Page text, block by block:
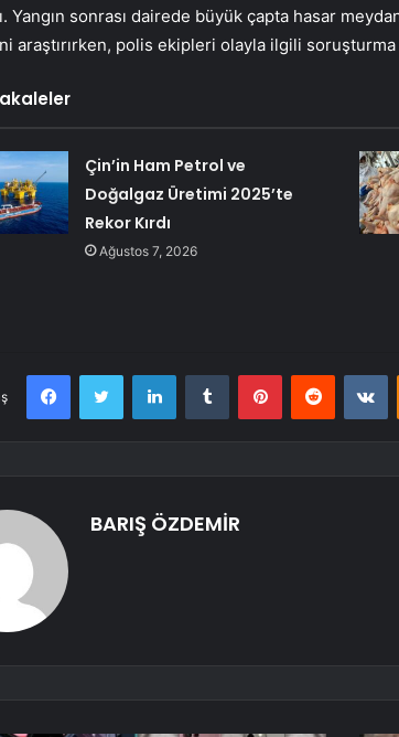
Yangın sonrası dairede büyük çapta hasar
araştırırken, polis ekipleri olayla ilgili soruşturma
Çin’in Ham Petrol ve
Doğalgaz Üretimi 2025’te
Rekor Kırdı
Ağustos 7, 2026
FacebookTwitter LinkedInTumblr PinterestReddit
BARIŞ ÖZDEMİR